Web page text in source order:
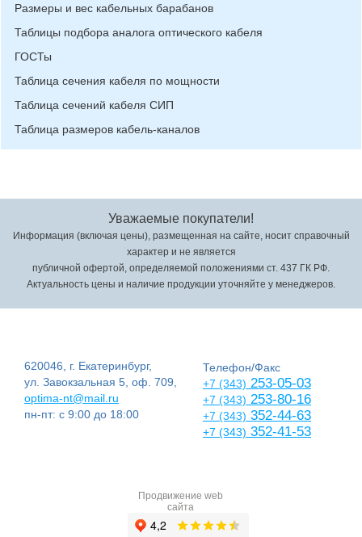
Размеры и вес кабельных барабанов
Таблицы подбора аналога оптического кабеля
ГОСТы
Таблица сечения кабеля по мощности
Таблица сечений кабеля СИП
Таблица размеров кабель-каналов
Уважаемые покупатели!
Информация (включая цены), размещенная на сайте, носит справочный
характер и не является
публичной офертой, определяемой положениями ст. 437 ГК РФ.
Актуальность цены и наличие продукции уточняйте у менеджеров.
620046, г. Екатеринбург,
ул. Завокзальная 5, оф. 709,
optima-nt@mail.ru
пн-пт: с 9:00 до 18:00
Телефон/Факс
+7 (343) 253-05-03
+7 (343) 253-80-16
+7 (343) 352-44-63
+7 (343) 352-41-53
Продвижение web
сайта